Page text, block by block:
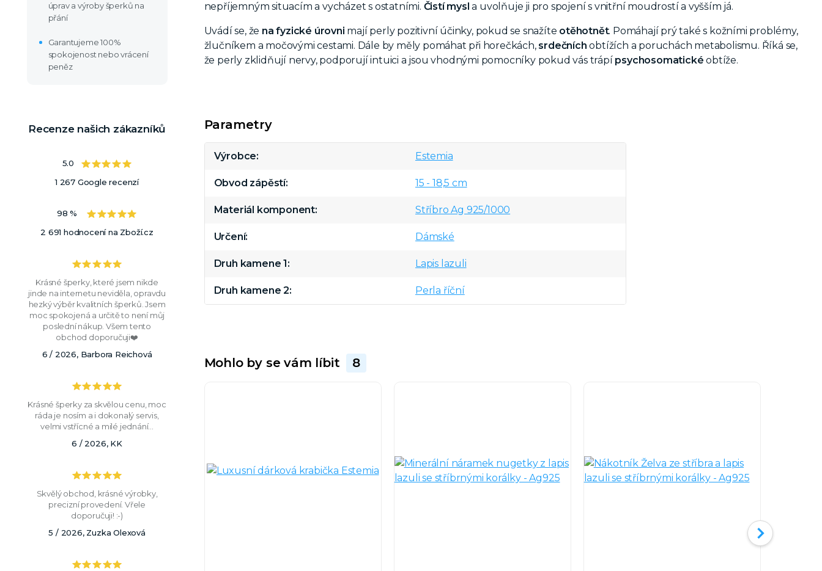
úprav a výroby šperků na
přání
Garantujeme 100%
spokojenost nebo vrácení
peněz
Recenze našich zákazníků
5.0
1 267 Google recenzí
98 %
2 691 hodnocení na Zboží.cz
Krásné šperky, které jsem nikde
jinde na internetu neviděla, opravdu
hezký výběr kvalitních šperků. Jsem
moc spokojená a určitě to není můj
poslední nákup. Všem tento
obchod doporučuji❤️
6 / 2026, Barbora Reichová
Krásné šperky za skvělou cenu, moc
ráda je nosím a i dokonalý servis,
velmi vstřícné a milé jednání...
6 / 2026, KK
Skvělý obchod, krásné výrobky,
precizní provedení. Vřele
doporučuji! :-)
5 / 2026, Zuzka Olexová
nepříjemným situacím a vycházet s ostatními. Čistí mysl a uvolňuje ji pro spojení s vnitřní moudrostí a vyšším já.
Uvádí se, že na fyzické úrovni mají perly pozitivní účinky, pokud se snažíte otěhotnět. Pomáhají prý také s kožními problémy,
žlučníkem a močovými cestami. Dále by měly pomáhat při horečkách, srdečních obtížích a poruchách metabolismu. Říká se,
že perly zklidňují nervy, podporují intuici a jsou vhodnými pomocníky pokud vás trápí psychosomatické obtíže.
Parametry
Výrobce Estemia
Obvod zápěstí 15 - 18,5 cm
Materiál komponent Stříbro Ag 925/1000
Určení Dámské
Druh kamene 1 Lapis lazuli
Druh kamene 2 Perla říční
Mohlo by se vám líbit 8